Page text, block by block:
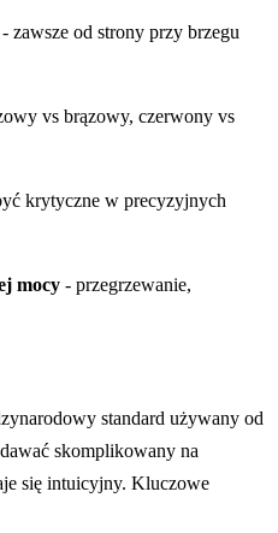
- zawsze od strony przy brzegu
vs brązowy, czerwony vs
krytyczne w precyzyjnych
mocy - przegrzewanie,
standard używany od
skomplikowany na
się intuicyjny. Kluczowe